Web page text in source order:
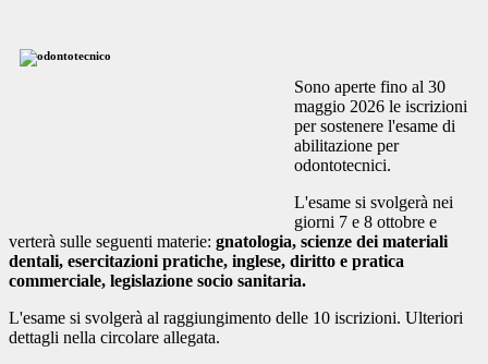
Sono aperte fino al 30
maggio 2026 le iscrizioni
per sostenere l'esame di
abilitazione per
odontotecnici.
L'esame si svolgerà nei
giorni 7 e 8 ottobre e
verterà sulle seguenti materie: gnatologia, scienze dei materiali
dentali, esercitazioni pratiche, inglese, diritto e pratica
commerciale, legislazione socio sanitaria.
L'esame si svolgerà al raggiungimento delle 10 iscrizioni. Ulteriori
dettagli nella circolare allegata.